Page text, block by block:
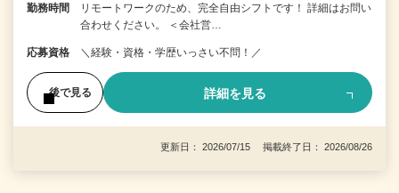
勤務時間
リモートワークのため、完全自由シフトです！ 詳細はお問い
合わせください。 ＜会社営…
応募資格 ＼経験・資格・学歴いっさい不問！／
後で見る 詳細を見る
更新日： 2026/07/15 掲載終了日： 2026/08/26